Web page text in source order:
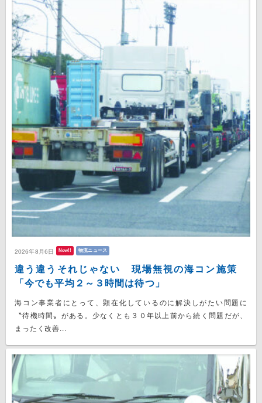
2026年8月6日 New!! 物流ニュース
違う違うそれじゃない 現場無視の海コン施策
「今でも平均２～３時間は待つ」
海コン事業者にとって、顕在化しているのに解決しがたい問題に
〝待機時間〟がある。少なくとも３０年以上前から続く問題だが、
まったく改善...